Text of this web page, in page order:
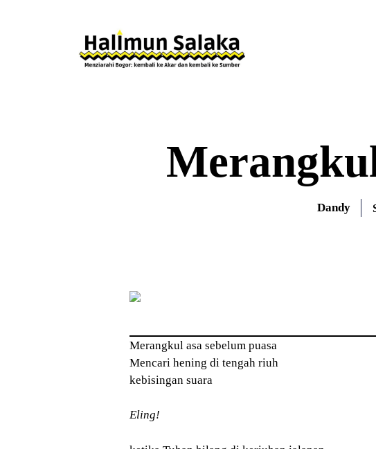
Dandy
Merangkul asa sebelum puasa
Mencari hening di tengah riuh
kebisingan suara
Eling!